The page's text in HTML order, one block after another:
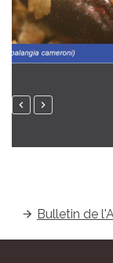
Bulletin de